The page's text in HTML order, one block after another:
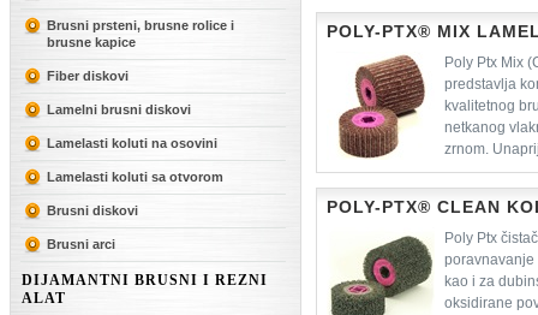
Brusni prsteni, brusne rolice i
brusne kapice
Fiber diskovi
Lamelni brusni diskovi
Lamelasti koluti na osovini
Lamelasti koluti sa otvorom
Brusni diskovi
Brusni arci
DIJAMANTNI BRUSNI I REZNI
ALAT
POLY-PTX® MIX
Poly Ptx Mix
predstavlja
kvalitetnog
netkanog
zrnom.
POLY-PTX® CLEAN
Poly Ptx
poravnavanje
kao i za
oksidirane